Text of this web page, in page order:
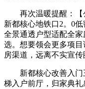
再次温暖提醒：【
新都核心地铁口2。0
全景通透户型适配全
选。想要领会更多项
房渠道，远离不实宣
新都核心改善入门
梯入户前厅，归家典